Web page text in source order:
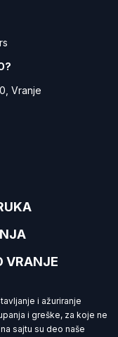
VRANJE
Vranje
i ažuriranje
i greške, za koje ne
sajtu su deo naše